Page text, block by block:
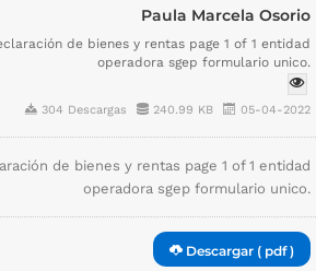
Paula Marcela Osorio
de bienes y rentas page 1 of 1 entidad
operadora sgep formulario unico.
304 Descargas 240.99 KB 05-04-2022
de bienes y rentas page 1 of 1 entidad
operadora sgep formulario unico.
Descargar ( pdf )